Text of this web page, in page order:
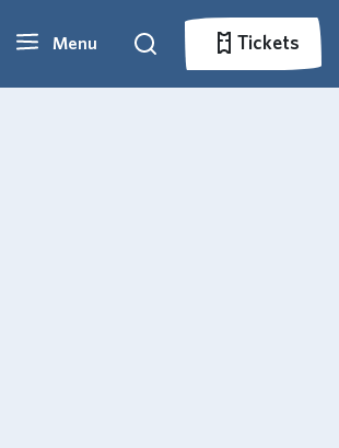
Menu Zoeken Tickets
Tickets